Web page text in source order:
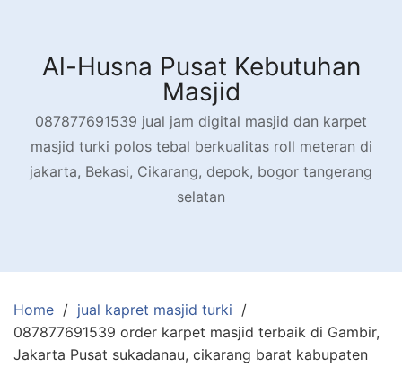
contentAl-Husna Pusat Kebutuhan
Masjid
087877691539 jual jam digital masjid dan karpet
masjid turki polos tebal berkualitas roll meteran di
jakarta, Bekasi, Cikarang, depok, bogor tangerang
selatan
Home
jual kapret masjid turki
087877691539 order karpet masjid terbaik di Gambir,
Jakarta Pusat sukadanau, cikarang barat kabupaten